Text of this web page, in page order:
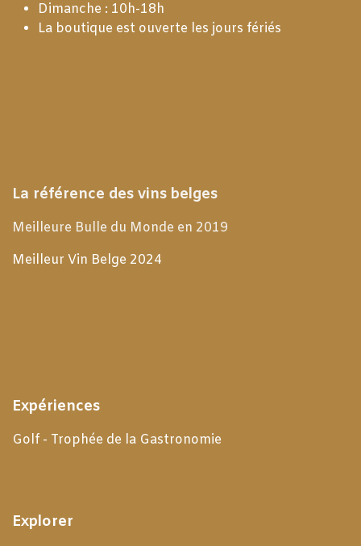
Dimanche : 10h-18h
La boutique est ouverte les jours fériés
La référence des vins belges
Meilleure Bulle du Monde en 2019
Meilleur Vin Belge 2024
Expériences
Golf - Trophée de la Gastronomie
Explorer